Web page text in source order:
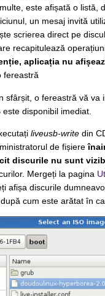
este afișată o listă,
un mesaj invită
scrierea direct pe
recapitulează
aplicația nu
fereastră
sfârșit, o fereastră vă
disponibil imediat.
liveusb-writedin
de fișiere
discurile nu sunt
Mergeți la pagina
afișa discurile
cum este arătat în